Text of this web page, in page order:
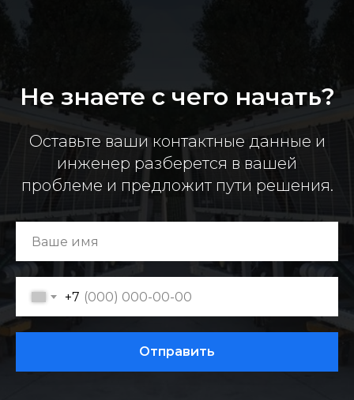
Не знаете с чего начать?
Оставьте ваши контактные данные и
инженер разберется в вашей
проблеме и предложит пути решения.
+7
Отправить